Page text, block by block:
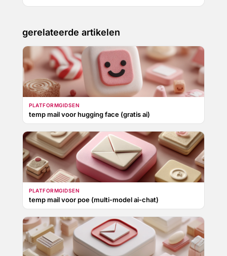
gerelateerde artikelen
PLATFORMGIDSEN
temp mail voor hugging face (gratis ai)
PLATFORMGIDSEN
temp mail voor poe (multi-model ai-chat)